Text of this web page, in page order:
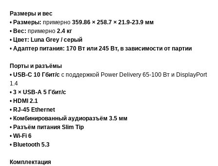
Размеры и вес
• Размеры: примерно 359.86 × 258.7 × 21.9-23.9 мм
• Вес: примерно 2.4 кг
• Цвет: Luna Grey / серый
• Адаптер питания: 170 Вт или 245 Вт, в зависимости от партии
Порты и разъёмы
• USB-C 10 Гбит/с с поддержкой Power Delivery 65-100 Вт и DisplayPort
1.4
• 3 × USB-A 5 Гбит/с
• HDMI 2.1
• RJ-45 Ethernet
• Комбинированный аудиоразъём 3.5 мм
• Разъём питания Slim Tip
• Wi-Fi 6
• Bluetooth 5.3
Комплектация